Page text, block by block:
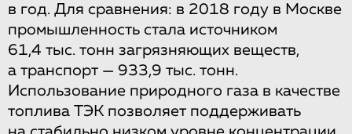
в год. Для сравнения: в 2018 году в Москве
промышленность стала источником
61,4 тыс. тонн загрязняющих веществ,
а транспорт — 933,9 тыс. тонн.
Использование природного газа в качестве
топлива ТЭК позволяет поддерживать